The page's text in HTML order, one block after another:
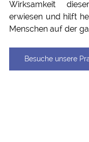
Wirksamkeit
erwiesen und hilft
Menschen auf der
Besuche unsere